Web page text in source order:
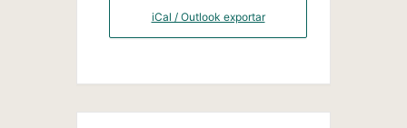
iCal / Outlook exportar